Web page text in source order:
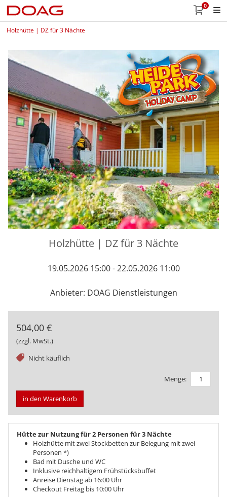
0
Holzhütte | DZ für 3 Nächte
Holzhütte | DZ für 3 Nächte
19.05.2026 15:00 - 22.05.2026 11:00
Anbieter: DOAG Dienstleistungen
504,00 €
(zzgl. MwSt.)
Nicht käuflich
tag
Menge:
in den Warenkorb
Hütte zur Nutzung für 2 Personen für 3 Nächte
Holzhütte mit zwei Stockbetten zur Belegung mit zwei
Personen *)
Bad mit Dusche und WC
Inklusive reichhaltigem Frühstücksbuffet
Anreise Dienstag ab 16:00 Uhr
Checkout Freitag bis 10:00 Uhr